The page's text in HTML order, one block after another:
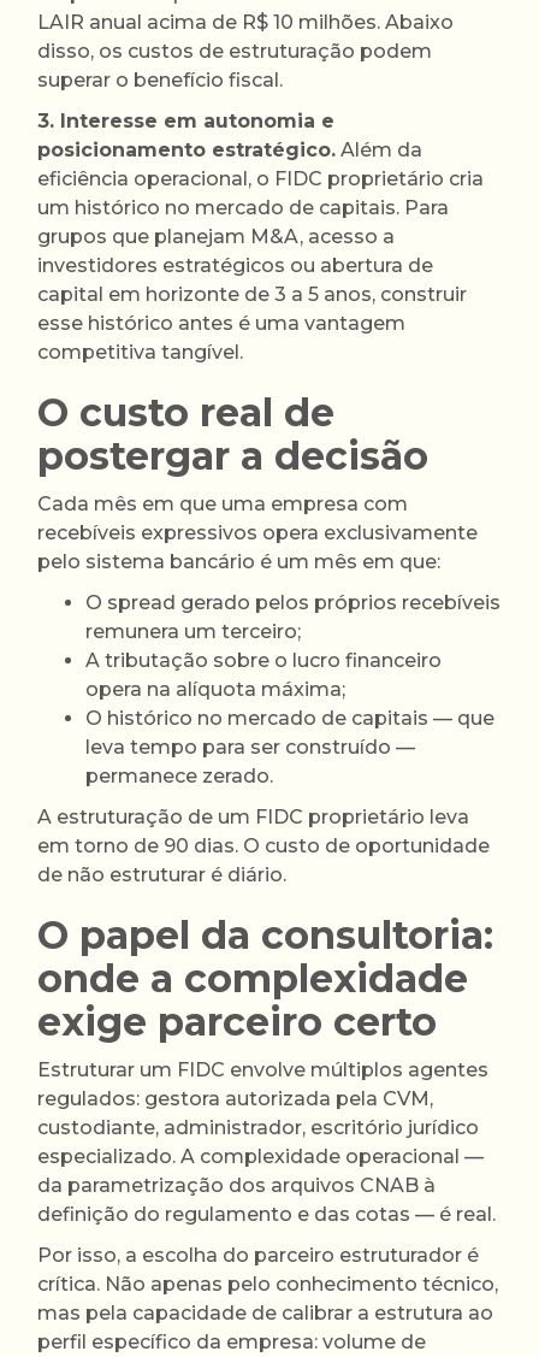
LAIR anual acima de R$ 10 milhões. Abaixo
disso, os custos de estruturação podem
superar o benefício fiscal.
3. Interesse em autonomia e
posicionamento estratégico. Além da
eficiência operacional, o FIDC proprietário cria
um histórico no mercado de capitais. Para
grupos que planejam M&A, acesso a
investidores estratégicos ou abertura de
capital em horizonte de 3 a 5 anos, construir
esse histórico antes é uma vantagem
competitiva tangível.
O custo real de
postergar a decisão
Cada mês em que uma empresa com
recebíveis expressivos opera exclusivamente
pelo sistema bancário é um mês em que:
O spread gerado pelos próprios recebíveis
remunera um terceiro;
A tributação sobre o lucro financeiro
opera na alíquota máxima;
O histórico no mercado de capitais — que
leva tempo para ser construído —
permanece zerado.
A estruturação de um FIDC proprietário leva
em torno de 90 dias. O custo de oportunidade
de não estruturar é diário.
O papel da consultoria:
onde a complexidade
exige parceiro certo
Estruturar um FIDC envolve múltiplos agentes
regulados: gestora autorizada pela CVM,
custodiante, administrador, escritório jurídico
especializado. A complexidade operacional —
da parametrização dos arquivos CNAB à
definição do regulamento e das cotas — é real.
Por isso, a escolha do parceiro estruturador é
crítica. Não apenas pelo conhecimento técnico,
mas pela capacidade de calibrar a estrutura ao
perfil específico da empresa: volume de